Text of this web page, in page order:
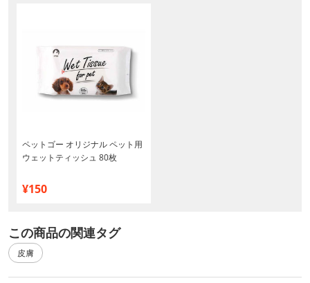
ペットゴー オリジナル ペット用
ウェットティッシュ 80枚
¥150
この商品の関連タグ
皮膚